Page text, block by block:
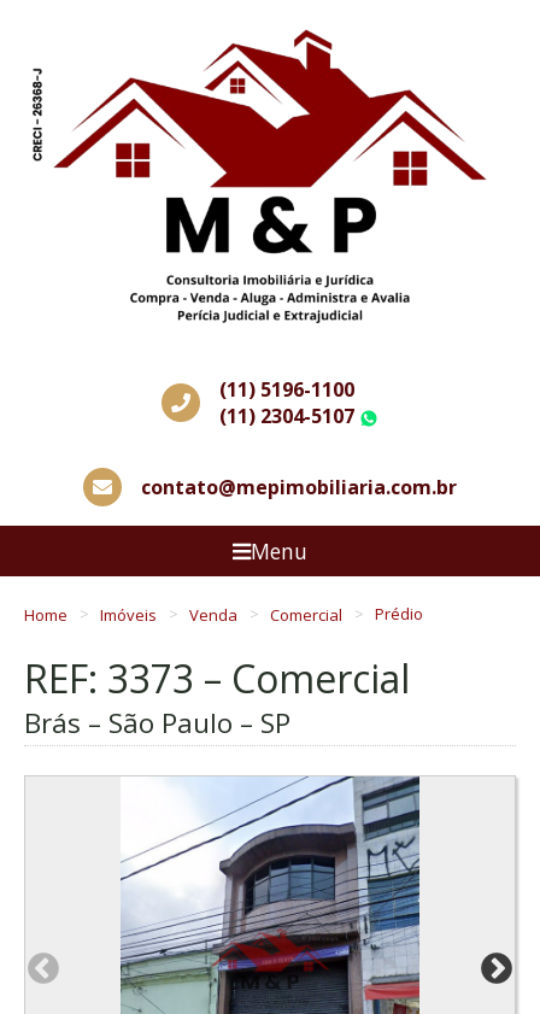
(11) 5196-1100
(11) 2304-5107
contato@mepimobiliaria.com.br
Menu
Home Imóveis Venda Comercial Prédio
REF: 3373 – Comercial
Brás – São Paulo – SP